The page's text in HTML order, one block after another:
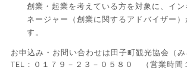
創業・起業を考えている方を対象に、イ
ネージャー（創業に関するアドバイザー）
す。
お申込み・お問い合わせは田子町観光協会（
TEL：０１７９－２３－０５８０ （営業時間